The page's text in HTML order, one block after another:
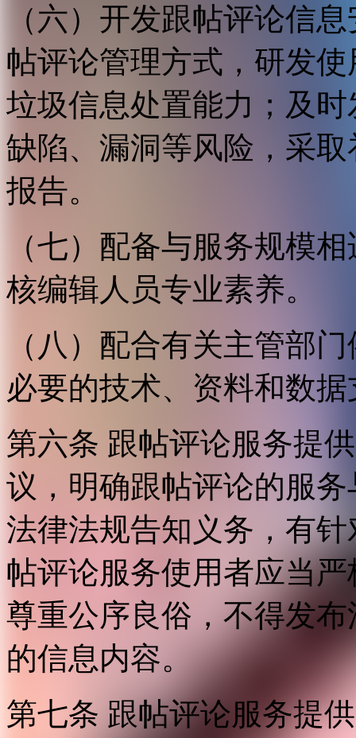
（六）开发跟帖评论信
帖评论管理方式，研发
垃圾信息处置能力；及
缺陷、漏洞等风险，采
报告。
（七）配备与服务规模
核编辑人员专业素养。
（八）配合有关主管部
必要的技术、资料和数
第六条 跟帖评论服务提
议，明确跟帖评论的服
法律法规告知义务，有
帖评论服务使用者应当
尊重公序良俗，不得发
的信息内容。
第七条 跟帖评论服务提